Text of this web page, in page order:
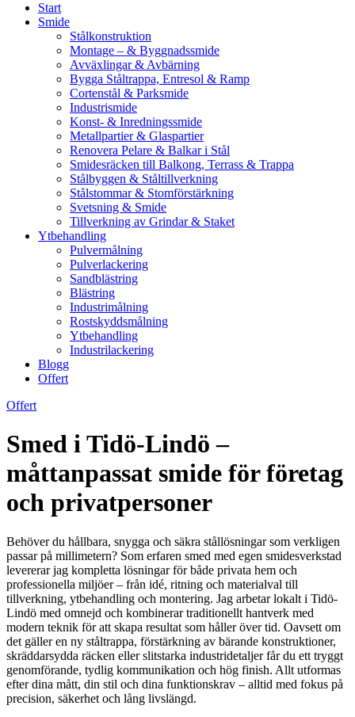
Start
Smide
Stålkonstruktion
Montage – & Byggnadssmide
Avväxlingar & Avbärning
Bygga Ståltrappa, Entresol & Ramp
Cortenstål & Parksmide
Industrismide
Konst- & Inredningssmide
Metallpartier & Glaspartier
Renovera Pelare & Balkar i Stål
Smidesräcken till Balkong, Terrass & Trappa
Stålbyggen & Ståltillverkning
Stålstommar & Stomförstärkning
Svetsning & Smide
Tillverkning av Grindar & Staket
Ytbehandling
Pulvermålning
Pulverlackering
Sandblästring
Blästring
Industrimålning
Rostskyddsmålning
Ytbehandling
Industrilackering
Blogg
Offert
Offert
Smed i Tidö-Lindö –
måttanpassat smide för företag
och privatpersoner
Behöver du hållbara, snygga och säkra stållösningar som verkligen
passar på millimetern? Som erfaren smed med egen smidesverkstad
levererar jag kompletta lösningar för både privata hem och
professionella miljöer – från idé, ritning och materialval till
tillverkning, ytbehandling och montering. Jag arbetar lokalt i Tidö-
Lindö med omnejd och kombinerar traditionellt hantverk med
modern teknik för att skapa resultat som håller över tid. Oavsett om
det gäller en ny ståltrappa, förstärkning av bärande konstruktioner,
skräddarsydda räcken eller slitstarka industridetaljer får du ett tryggt
genomförande, tydlig kommunikation och hög finish. Allt utformas
efter dina mått, din stil och dina funktionskrav – alltid med fokus på
precision, säkerhet och lång livslängd.